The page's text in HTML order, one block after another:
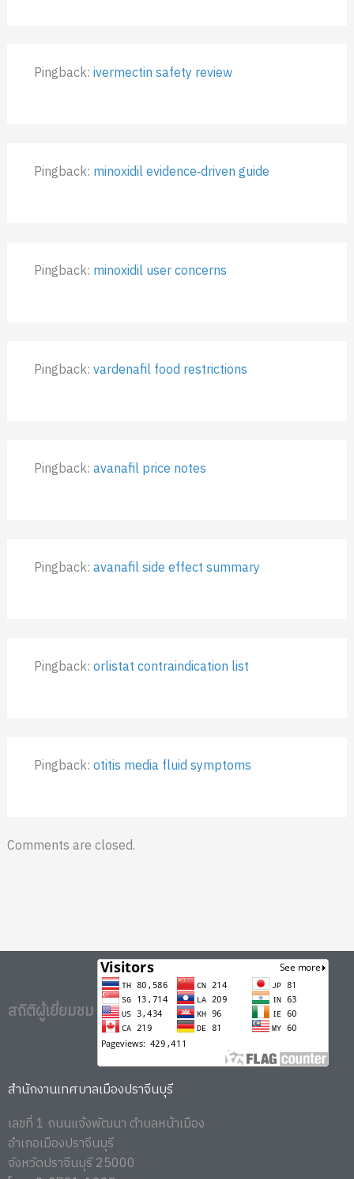
Pingback:ivermectin safety review
Pingback: minoxidil evidence‑driven guide
Pingback: minoxidil user concerns
Pingback:vardenafil food restrictions
Pingback:avanafil price notes
Pingback:avanafil side effect summary
Pingback:orlistat contraindication list
Pingback:otitis media fluid symptoms
Comments are closed.
สถิติผู้เยี่ยมชม
สำนักงานเทศบาลเมืองปราจีนบุรี
เลขที่ 1 ถนนแจ้งพัฒนา ตำบลหน้าเมือง
อำเภอเมืองปราจีนบุรี
จังหวัดปราจีนบุรี 25000